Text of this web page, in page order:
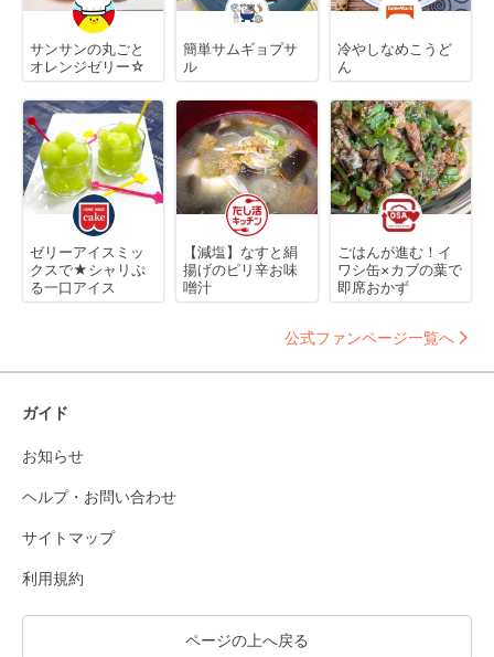
サンサンの丸ごと
オレンジゼリー☆
簡単サムギョプサ
ル
冷やしなめこうど
ん
ゼリーアイスミッ
クスで★シャリぷ
る一口アイス
【減塩】なすと絹
揚げのピリ辛お味
噌汁
ごはんが進む！イ
ワシ缶×カブの葉で
即席おかず
公式ファンページ一覧へ
ガイド
お知らせ
ヘルプ・お問い合わせ
サイトマップ
利用規約
ページの上へ戻る